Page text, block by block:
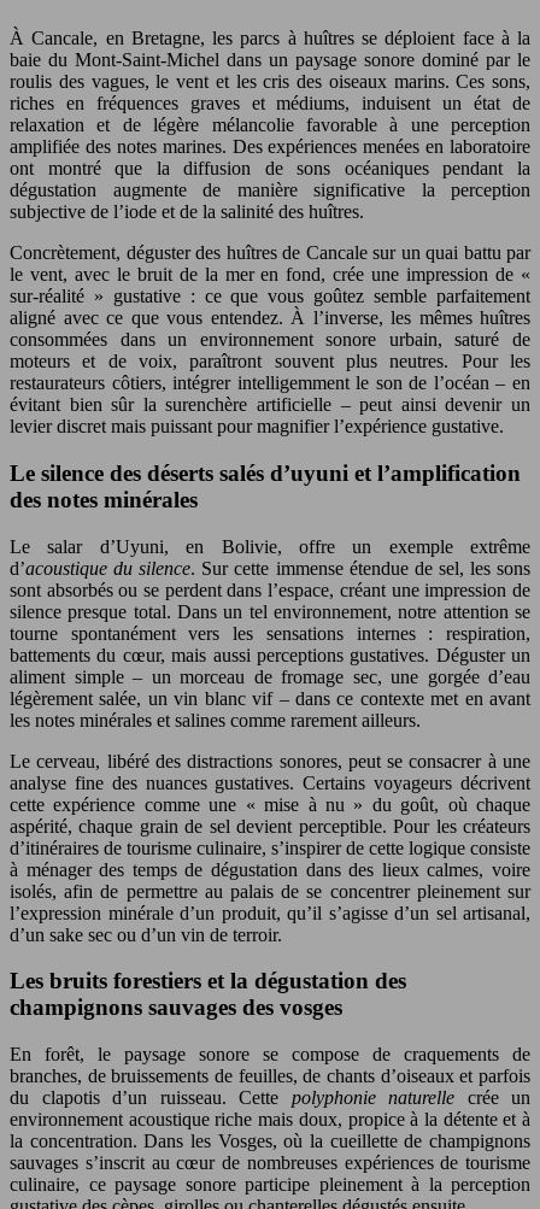
À Cancale, en Bretagne, les parcs à huîtres se déploient face à la
baie du Mont‑Saint‑Michel dans un paysage sonore dominé par le
roulis des vagues, le vent et les cris des oiseaux marins. Ces sons,
riches en fréquences graves et médiums, induisent un état de
relaxation et de légère mélancolie favorable à une perception
amplifiée des notes marines. Des expériences menées en laboratoire
ont montré que la diffusion de sons océaniques pendant la
dégustation augmente de manière significative la perception
subjective de l’iode et de la salinité des huîtres.
Concrètement, déguster des huîtres de Cancale sur un quai battu par
le vent, avec le bruit de la mer en fond, crée une impression de «
sur‑réalité » gustative : ce que vous goûtez semble parfaitement
aligné avec ce que vous entendez. À l’inverse, les mêmes huîtres
consommées dans un environnement sonore urbain, saturé de
moteurs et de voix, paraîtront souvent plus neutres. Pour les
restaurateurs côtiers, intégrer intelligemment le son de l’océan – en
évitant bien sûr la surenchère artificielle – peut ainsi devenir un
levier discret mais puissant pour magnifier l’expérience gustative.
Le silence des déserts salés d’uyuni et l’amplification
des notes minérales
Le salar d’Uyuni, en Bolivie, offre un exemple extrême
d’acoustique du silence. Sur cette immense étendue de sel, les sons
sont absorbés ou se perdent dans l’espace, créant une impression de
silence presque total. Dans un tel environnement, notre attention se
tourne spontanément vers les sensations internes : respiration,
battements du cœur, mais aussi perceptions gustatives. Déguster un
aliment simple – un morceau de fromage sec, une gorgée d’eau
légèrement salée, un vin blanc vif – dans ce contexte met en avant
les notes minérales et salines comme rarement ailleurs.
Le cerveau, libéré des distractions sonores, peut se consacrer à une
analyse fine des nuances gustatives. Certains voyageurs décrivent
cette expérience comme une « mise à nu » du goût, où chaque
aspérité, chaque grain de sel devient perceptible. Pour les créateurs
d’itinéraires de tourisme culinaire, s’inspirer de cette logique consiste
à ménager des temps de dégustation dans des lieux calmes, voire
isolés, afin de permettre au palais de se concentrer pleinement sur
l’expression minérale d’un produit, qu’il s’agisse d’un sel artisanal,
d’un sake sec ou d’un vin de terroir.
Les bruits forestiers et la dégustation des
champignons sauvages des vosges
En forêt, le paysage sonore se compose de craquements de
branches, de bruissements de feuilles, de chants d’oiseaux et parfois
du clapotis d’un ruisseau. Cette polyphonie naturelle crée un
environnement acoustique riche mais doux, propice à la détente et à
la concentration. Dans les Vosges, où la cueillette de champignons
sauvages s’inscrit au cœur de nombreuses expériences de tourisme
culinaire, ce paysage sonore participe pleinement à la perception